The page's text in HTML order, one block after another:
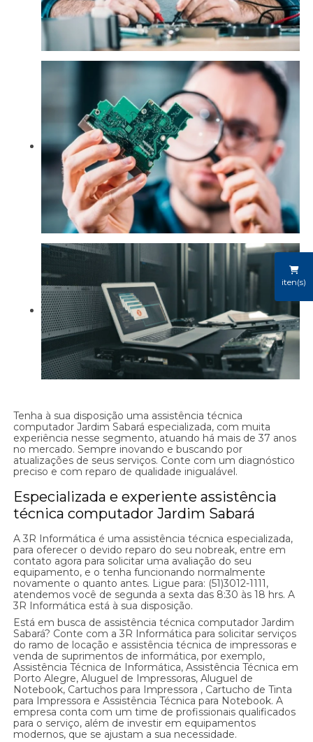
iten(s)
Tenha à sua disposição uma assistência técnica
computador Jardim Sabará especializada, com muita
experiência nesse segmento, atuando há mais de 37 anos
no mercado. Sempre inovando e buscando por
atualizações de seus serviços. Conte com um diagnóstico
preciso e com reparo de qualidade inigualável.
Especializada e experiente assistência
técnica computador Jardim Sabará
A 3R Informática é uma assistência técnica especializada,
para oferecer o devido reparo do seu nobreak, entre em
contato agora para solicitar uma avaliação do seu
equipamento, e o tenha funcionando normalmente
novamente o quanto antes. Ligue para: (51)3012-1111,
atendemos você de segunda a sexta das 8:30 às 18 hrs. A
3R Informática está à sua disposição.
Está em busca de assistência técnica computador Jardim
Sabará? Conte com a 3R Informática para solicitar serviços
do ramo de locação e assistência técnica de impressoras e
venda de suprimentos de informática, por exemplo,
Assistência Técnica de Informática, Assistência Técnica em
Porto Alegre, Aluguel de Impressoras, Aluguel de
Notebook, Cartuchos para Impressora , Cartucho de Tinta
para Impressora e Assistência Técnica para Notebook. A
empresa conta com um time de profissionais qualificados
para o serviço, além de investir em equipamentos
modernos, que se ajustam a sua necessidade.